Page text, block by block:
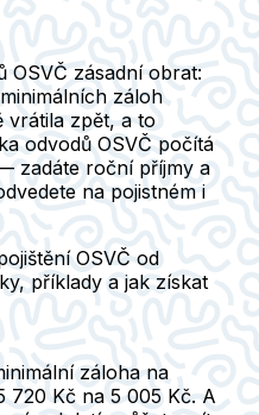
OSVČ zásadní obrat:
záloh
vrátila zpět, a to
odvodů OSVČ počítá
zadáte roční příjmy a
na pojistném i
OSVČ od
příklady a jak získat
záloha na
720 Kč na 5 005 Kč. A